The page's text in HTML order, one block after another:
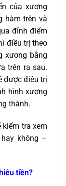
của xương
hàm trên và
đỉnh điểm
điều trị theo
xương bằng
trên ra sau.
được điều trị
hình xương
thành.
kiểm tra xem
không –
tiền?